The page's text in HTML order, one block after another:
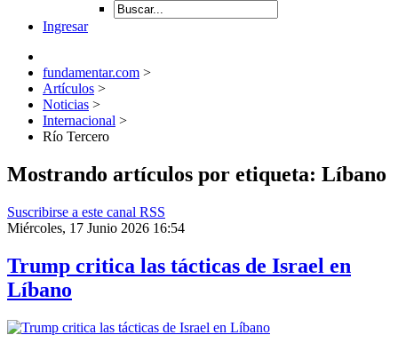
Ingresar
fundamentar.com >
Artículos >
Noticias >
Internacional >
Río Tercero
Mostrando artículos por etiqueta: Líbano
Suscribirse a este canal RSS
Miércoles, 17 Junio 2026 16:54
Trump critica las tácticas de Israel en
Líbano